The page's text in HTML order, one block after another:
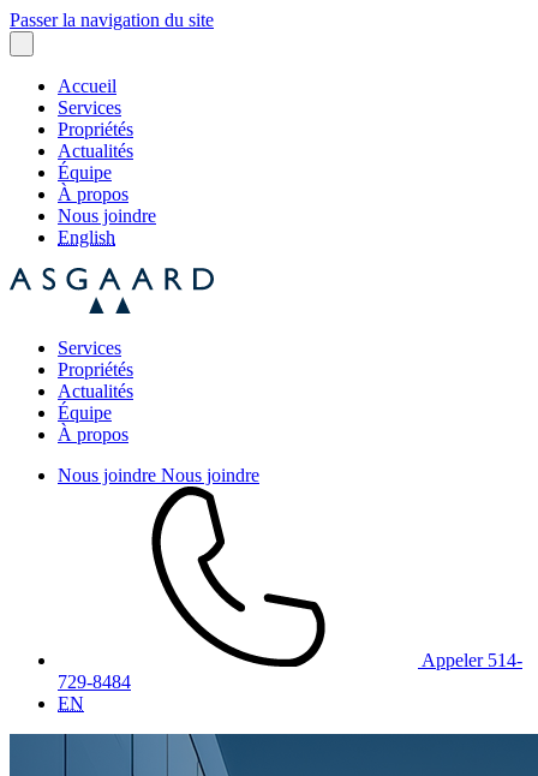
Passer la navigation du site
Accueil
Services
Propriétés
Actualités
Équipe
À propos
Nous joindre
English
Services
Propriétés
Actualités
Équipe
À propos
Nous joindre Nous joindre
Appeler 514-
729-8484
EN